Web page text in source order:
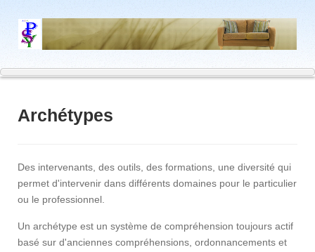
Archétypes
Des intervenants, des outils, des formations, une diversité qui
permet d'intervenir dans différents domaines pour le particulier
ou le professionnel.
Un archétype est un système de compréhension toujours actif
basé sur d'anciennes compréhensions, ordonnancements et